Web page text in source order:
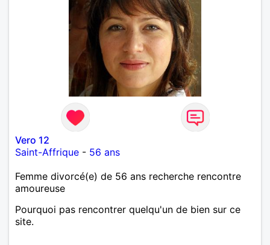
Vero 12
Saint-Affrique - 56 ans
Femme divorcé(e) de 56 ans recherche rencontre
amoureuse
Pourquoi pas rencontrer quelqu'un de bien sur ce
site.